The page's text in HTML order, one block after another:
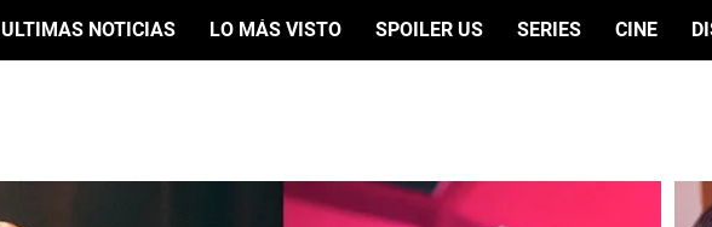
ULTIMAS NOTICIAS LO MÁS VISTO SPOILER US SERIES CINE